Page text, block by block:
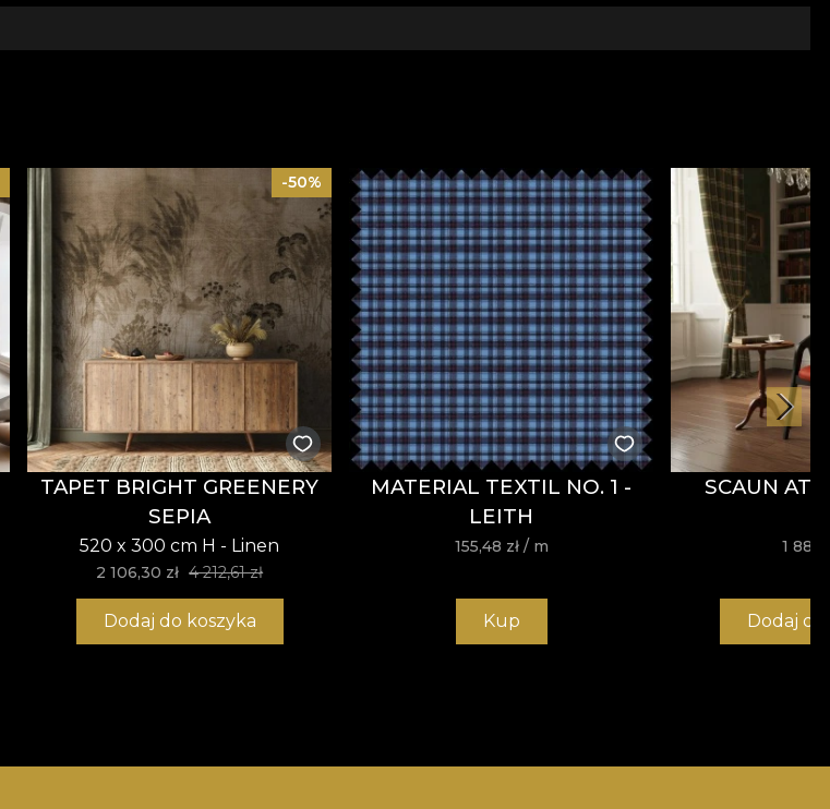
-50%
TAPET BRIGHT GREENERY
SEPIA
520 x 300 cm H - Linen
2 106,30 zł 4 212,61 zł
Dodaj do koszyka
MATERIAL TEXTIL NO. 1 -
LEITH
155,48 zł / m
Kup
SCAUN
1
Dodaj do